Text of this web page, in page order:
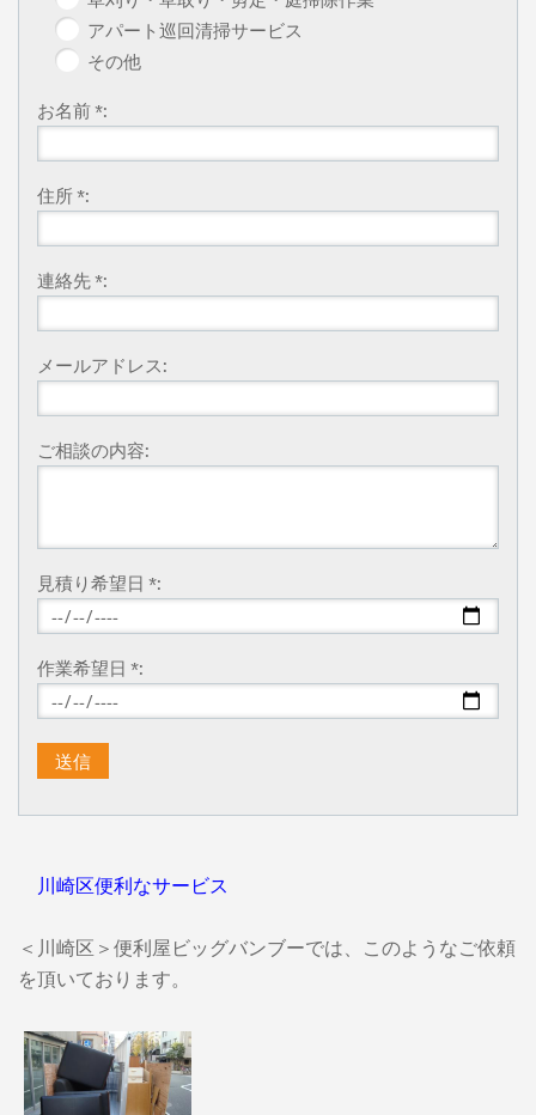
アパート巡回清掃サービス
その他
お名前 *:
住所 *:
連絡先 *:
メールアドレス:
ご相談の内容:
見積り希望日 *:
作業希望日 *:
川崎区便利なサービス
＜川崎区＞便利屋ビッグバンブーでは、このようなご依頼
を頂いております。